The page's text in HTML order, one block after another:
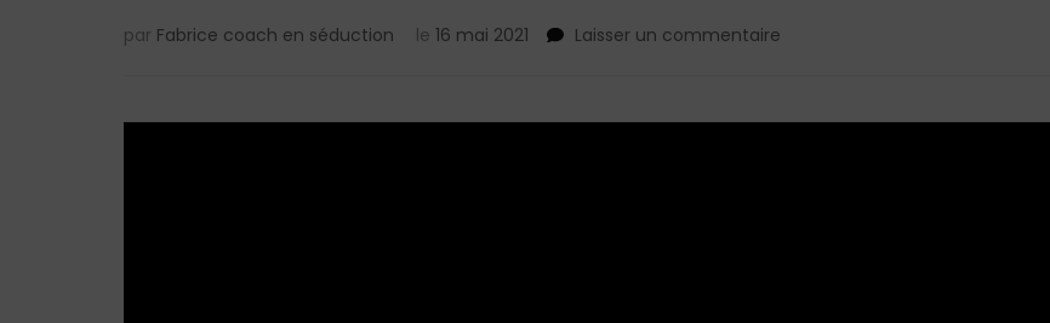
par Fabrice coach en séduction le 16 mai 2021 Laisser un commentaire